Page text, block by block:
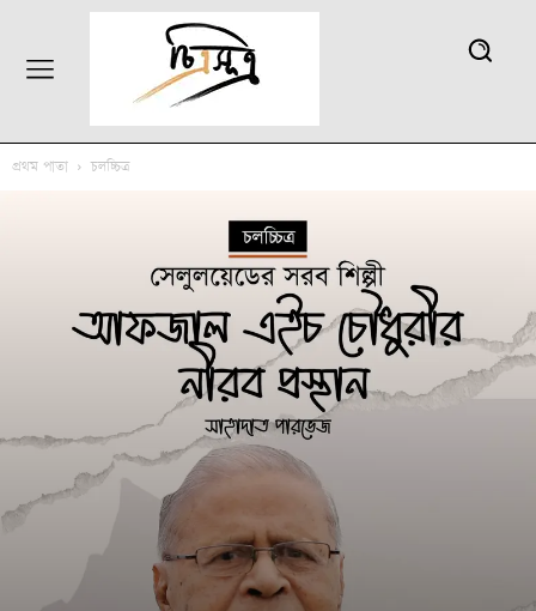
প্রথম পাতা চলচ্চিত্র